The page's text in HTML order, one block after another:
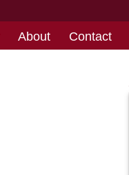
About Contact